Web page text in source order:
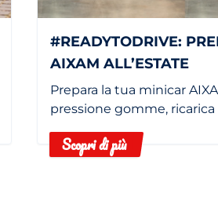
#READYTODRIVE:
AIXAM ALL’ESTATE
Prepara la tua minicar
pressione gomme, ricarica
Scopri di più